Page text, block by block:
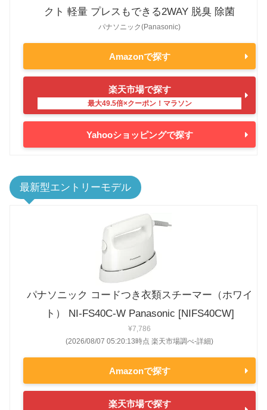
クト 軽量 プレスもできる2WAY 脱臭 除菌
パナソニック(Panasonic)
Amazonで探す
楽天市場で探す
Yahooショッピングで探す
最新型エントリーモデル
パナソニック コードつき衣類スチーマー（ホワイ
ト） NI-FS40C-W Panasonic [NIFS40CW]
¥7,786
(2026/08/07 05:20:13時点 楽天市場調べ-詳細)
Amazonで探す
楽天市場で探す